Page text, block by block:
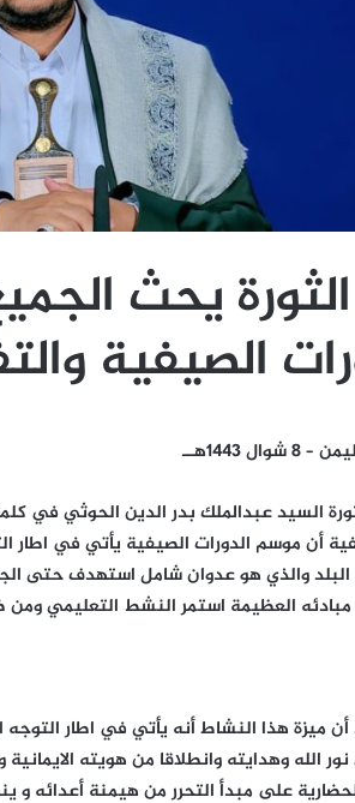
يحث
الصيفية
1443هــ
السيد عبدالملك بدر الدين الحوثي في
أن موسم الدورات الصيفية يأتي في اطار
والذي هو عدوان شامل استهدف حتى
العظيمة استمر النشط التعليمي ومن
ميزة هذا النشاط أنه يأتي في اطار التوجه
نور الله وهدايته وانطلاقا من هويته
على مبدأ التحرر من هيمنة أعدائه و